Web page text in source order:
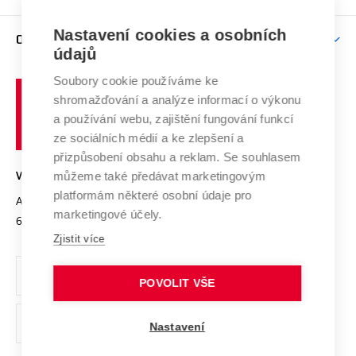
E-přihláška
Závěrečné práce
Doktorské studium
Studium bez bariér
Podpora podnikání
Mezinárodní vědecká rada
Systém zajišťování kvality výzkumu
Výzkumné infrastruktury
Transfer znalostí
Open Science
Projekty
Projekty ze strukturálních fondů
Specifický výzkum
Zahraniční spolupráce
Spolupráce se školami
Služby univerzity
Mezinárodní dohody
Univerzitní sítě
O UNIVERZITĚ
Profil univerzity
Udržitelná univerzita
Podnikavá univerzita / ContriBUTe
Bezpečná univerzita
Vyznamenání
Organizační struktura
Ochrana osobních údajů
odkaz)
učení
technické
VYSOKÉ UČENÍ TECHNICKÉ V BRNĚ
Antonínská 548/1
602 00 Brno
www.vut.cz
vut@vutbr.cz
Nastavení cookies a osobních
údajů
Soubory cookie používáme ke
shromažďování a analýze informací o výkonu
a používání webu, zajištění fungování funkcí
ze sociálních médií a ke zlepšení a
přizpůsobení obsahu a reklam. Se souhlasem
můžeme také předávat marketingovým
platformám některé osobní údaje pro
marketingové účely.
Zjistit více
POVOLIT VŠE
Nastavení